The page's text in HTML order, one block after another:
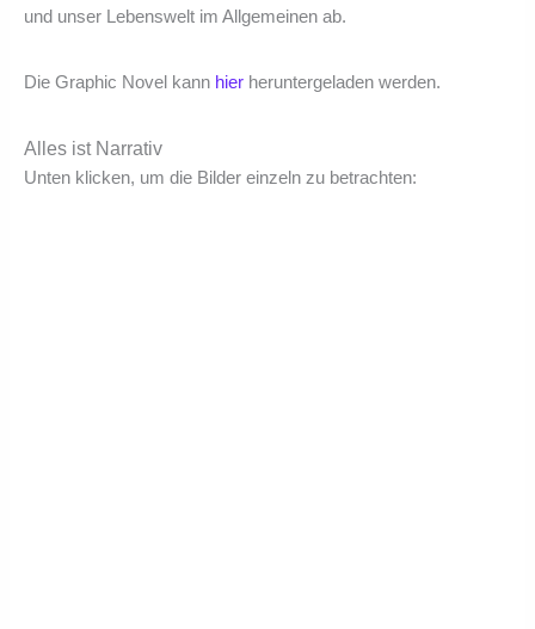
und unser Lebenswelt im Allgemeinen ab.
Die Graphic Novel kann hier heruntergeladen werden.
Alles ist Narrativ
Unten klicken, um die Bilder einzeln zu betrachten: